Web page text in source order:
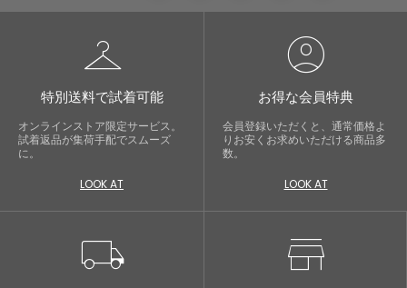
checkroom
特別送料で試着可能
オンラインストア限定サービス。
試着返品が集荷手配でスムーズ
に。
LOOK AT
account_circle
お得な会員特典
会員登録いただくと、通常価格よ
りお安くお求めいただける商品多
数。
LOOK AT
local_shipping store